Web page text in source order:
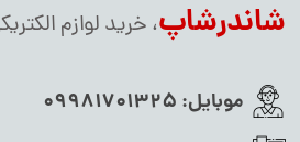
شاندرشاپ، خرید لوازم
موبایل: 09981701325